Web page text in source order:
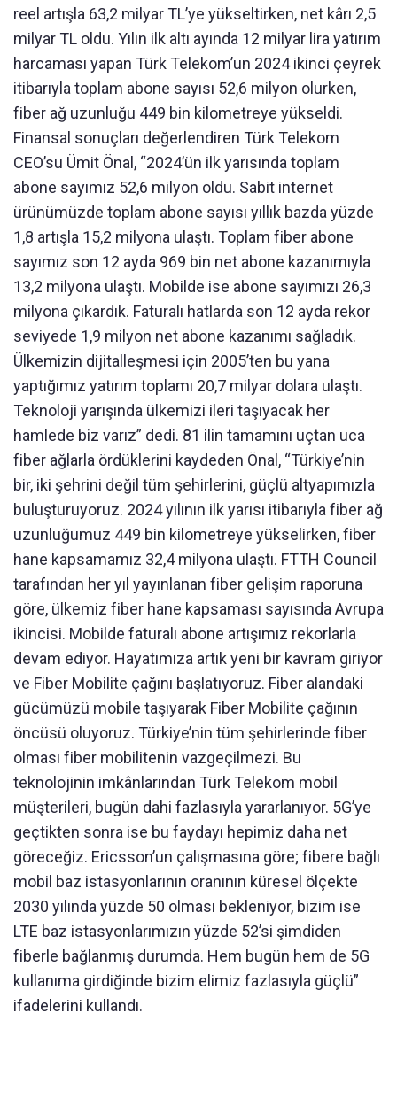
reel artışla 63,2 milyar TL’ye yükseltirken, net kârı 2,5
milyar TL oldu. Yılın ilk altı ayında 12 milyar lira yatırım
harcaması yapan Türk Telekom’un 2024 ikinci çeyrek
itibarıyla toplam abone sayısı 52,6 milyon olurken,
fiber ağ uzunluğu 449 bin kilometreye yükseldi.
Finansal sonuçları değerlendiren Türk Telekom
CEO’su Ümit Önal, “2024’ün ilk yarısında toplam
abone sayımız 52,6 milyon oldu. Sabit internet
ürünümüzde toplam abone sayısı yıllık bazda yüzde
1,8 artışla 15,2 milyona ulaştı. Toplam fiber abone
sayımız son 12 ayda 969 bin net abone kazanımıyla
13,2 milyona ulaştı. Mobilde ise abone sayımızı 26,3
milyona çıkardık. Faturalı hatlarda son 12 ayda rekor
seviyede 1,9 milyon net abone kazanımı sağladık.
Ülkemizin dijitalleşmesi için 2005’ten bu yana
yaptığımız yatırım toplamı 20,7 milyar dolara ulaştı.
Teknoloji yarışında ülkemizi ileri taşıyacak her
hamlede biz varız” dedi. 81 ilin tamamını uçtan uca
fiber ağlarla ördüklerini kaydeden Önal, “Türkiye’nin
bir, iki şehrini değil tüm şehirlerini, güçlü altyapımızla
buluşturuyoruz. 2024 yılının ilk yarısı itibarıyla fiber ağ
uzunluğumuz 449 bin kilometreye yükselirken, fiber
hane kapsamamız 32,4 milyona ulaştı. FTTH Council
tarafından her yıl yayınlanan fiber gelişim raporuna
göre, ülkemiz fiber hane kapsaması sayısında Avrupa
ikincisi. Mobilde faturalı abone artışımız rekorlarla
devam ediyor. Hayatımıza artık yeni bir kavram giriyor
ve Fiber Mobilite çağını başlatıyoruz. Fiber alandaki
gücümüzü mobile taşıyarak Fiber Mobilite çağının
öncüsü oluyoruz. Türkiye’nin tüm şehirlerinde fiber
olması fiber mobilitenin vazgeçilmezi. Bu
teknolojinin imkânlarından Türk Telekom mobil
müşterileri, bugün dahi fazlasıyla yararlanıyor. 5G’ye
geçtikten sonra ise bu faydayı hepimiz daha net
göreceğiz. Ericsson’un çalışmasına göre; fibere bağlı
mobil baz istasyonlarının oranının küresel ölçekte
2030 yılında yüzde 50 olması bekleniyor, bizim ise
LTE baz istasyonlarımızın yüzde 52’si şimdiden
fiberle bağlanmış durumda. Hem bugün hem de 5G
kullanıma girdiğinde bizim elimiz fazlasıyla güçlü”
ifadelerini kullandı.